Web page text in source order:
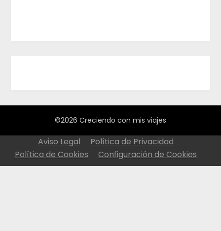
©2026 Creciendo con mis viajes
Aviso Legal
Política de Privacidad
Política de Cookies
Configuración de Cookies